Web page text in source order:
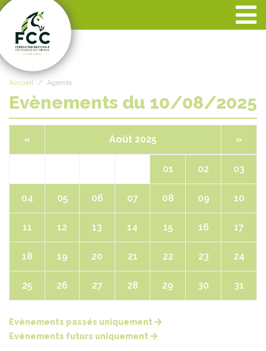
Accueil Agenda
Evènements du 10/08/2025
« Août 2025 »
01 02 03
04 05 06 07 08 09 10
11 12 13 14 15 16 17
18 19 20 21 22 23 24
25 26 27 28 29 30 31
Evènements passés uniquement
Evènements futurs uniquement
Panneau de gestion des cookies